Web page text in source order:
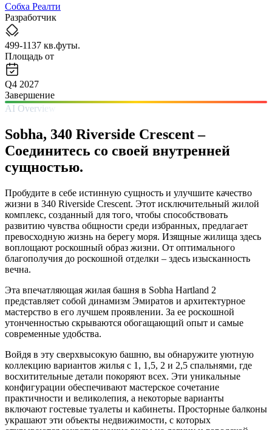
Собха Реалти
Разработчик
499-1137 кв.футы.
Площадь от
Q4 2027
Завершение
AI Overview
Sobha, 340 Riverside Crescent – ​​
Соединитесь со своей внутренней
сущностью.
Пробудите в себе истинную сущность и улучшите качество
жизни в 340 Riverside Crescent. Этот исключительный жилой
комплекс, созданный для того, чтобы способствовать
развитию чувства общности среди избранных, предлагает
превосходную жизнь на берегу моря. Изящные жилища здесь
воплощают роскошный образ жизни. От оптимального
благополучия до роскошной отделки – здесь изысканность
вечна.
Эта впечатляющая жилая башня в Sobha Hartland 2
представляет собой динамизм Эмиратов и архитектурное
мастерство в его лучшем проявлении. За ее роскошной
утонченностью скрываются обогащающий опыт и самые
современные удобства.
Войдя в эту сверхвысокую башню, вы обнаружите уютную
коллекцию вариантов жилья с 1, 1,5, 2 и 2,5 спальнями, где
восхитительные детали покоряют всех. Эти уникальные
конфигурации обеспечивают мастерское сочетание
практичности и великолепия, а некоторые варианты
включают гостевые туалеты и кабинеты. Просторные балконы
украшают эти объекты недвижимости, с которых